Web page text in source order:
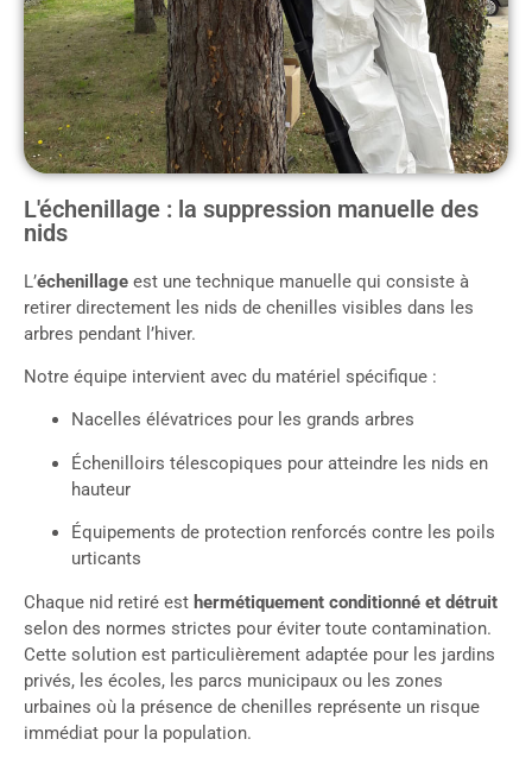
L'échenillage : la suppression manuelle des
nids
L’échenillage est une technique manuelle qui consiste à
retirer directement les nids de chenilles visibles dans les
arbres pendant l’hiver.
Notre équipe intervient avec du matériel spécifique :
Nacelles élévatrices pour les grands arbres
Échenilloirs télescopiques pour atteindre les nids en
hauteur
Équipements de protection renforcés contre les poils
urticants
Chaque nid retiré est hermétiquement conditionné et détruit
selon des normes strictes pour éviter toute contamination.
Cette solution est particulièrement adaptée pour les jardins
privés, les écoles, les parcs municipaux ou les zones
urbaines où la présence de chenilles représente un risque
immédiat pour la population.